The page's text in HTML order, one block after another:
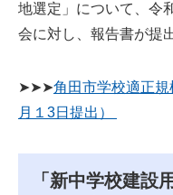
地選定」について、令
会に対し、報告書が提
➤➤➤角田市学校適正規
月１3日提出）
「新中学校建設